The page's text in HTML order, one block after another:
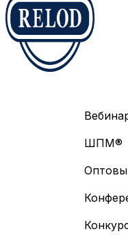
ШПМ®